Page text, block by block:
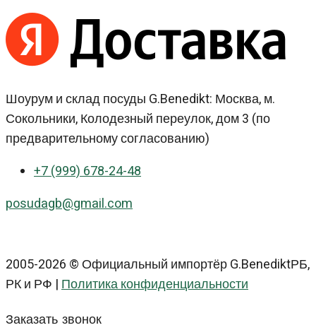
Шоурум и склад посуды G.Benedikt: Москва, м.
Сокольники, Колодезный переулок, дом 3 (по
предварительному согласованию)
+7 (999) 678-24-48
posudagb@gmail.com
2005-2026 © Официальный импортёр G.BenediktРБ,
РК и РФ |Политика конфиденциальности
Заказать звонок